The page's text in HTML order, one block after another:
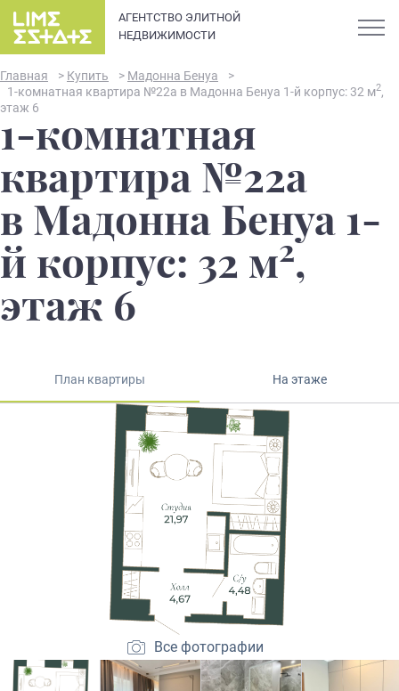
АГЕНТСТВО ЭЛИТНОЙ
НЕДВИЖИМОСТИ
О компании
Карьера
Новости и статьи
Элитная недвижимость в
Санкт-Петербурге: каталог
квартир и апартаментов
Закрытые продажи
Главная > Купить > Мадонна Бенуа
>
1-комнатная квартира №22а в Мадонна Бенуа 1-й корпус: 32 м2,
этаж 6
1-комнатная
квартира №22а
в Мадонна Бенуа 1-
й корпус: 32 м2,
этаж 6
План квартиры На этаже
Все фотографии